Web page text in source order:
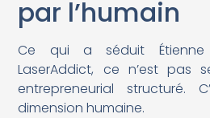
par l’humain
Ce qui a séduit
LaserAddict, ce n’est pas
entrepreneurial structuré.
dimension humaine.